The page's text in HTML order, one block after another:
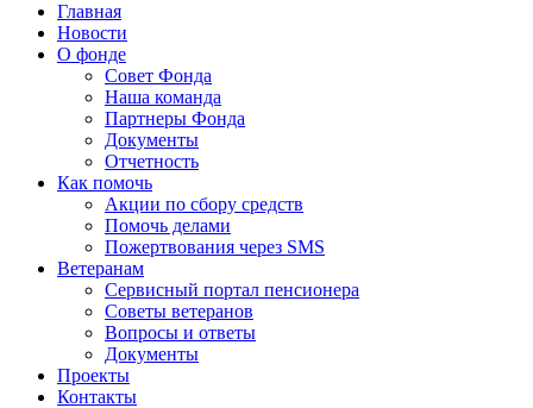
Главная
Новости
О фонде
Совет Фонда
Наша команда
Партнеры Фонда
Документы
Отчетность
Как помочь
Акции по сбору средств
Помочь делами
Пожертвования через SMS
Ветеранам
Сервисный портал пенсионера
Советы ветеранов
Вопросы и ответы
Документы
Проекты
Контакты